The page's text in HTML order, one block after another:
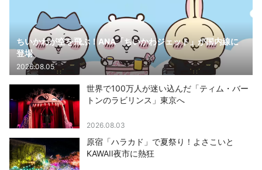
ちいかわが空を飛ぶ！ANA「ちいかわジェット」が国内線に
登場
2026.08.05
世界で100万人が迷い込んだ「ティム・バー
トンのラビリンス」東京へ
2026.08.03
原宿「ハラカド」で夏祭り！よさこいと
KAWAII夜市に熱狂